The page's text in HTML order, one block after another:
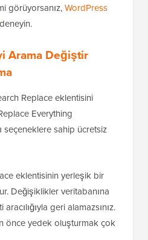
görüyorsanız,WordPress
deneyin.
Arama Değiştir
Replace eklentisini
Everything
seçeneklere sahip ücretsiz
eklentisinin yerleşik bir
Değişiklikler veritabanına
geri alamazsınız.
önce yedek oluşturmak çok